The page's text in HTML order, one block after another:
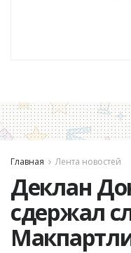
Главная Лента новостей
Деклан
сдержал